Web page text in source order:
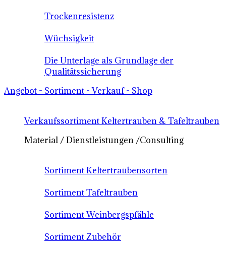
Trockenresistenz
Wüchsigkeit
Die Unterlage als Grundlage der
Qualitätssicherung
Angebot - Sortiment - Verkauf - Shop
Verkaufssortiment Keltertrauben & Tafeltrauben
Material / Dienstleistungen /Consulting
Sortiment Keltertraubensorten
Sortiment Tafeltrauben
Sortiment Weinbergspfähle
Sortiment Zubehör